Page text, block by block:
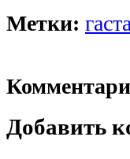
Метки:
Добавить